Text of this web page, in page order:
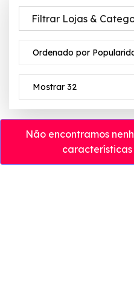
Filtrar Lojas &
Não encontramos
características